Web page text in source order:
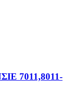
7011,8011-